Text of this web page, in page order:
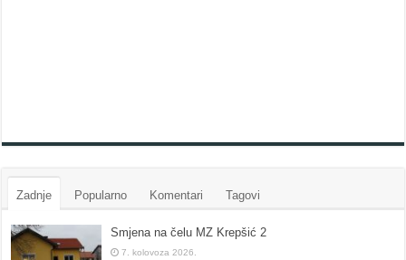
Zadnje Popularno Komentari Tagovi
Smjena na čelu MZ Krepšić 2
7. kolovoza 2026.